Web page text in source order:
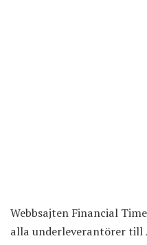
Webbsajten Financial
alla underleverantörer till